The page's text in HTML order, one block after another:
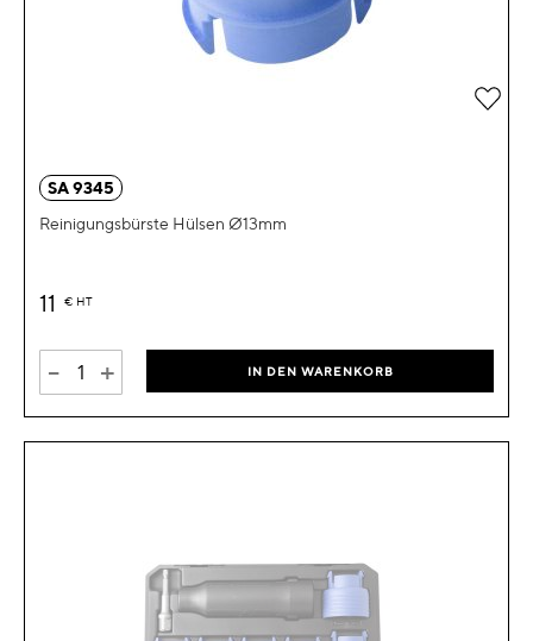
SA 9345
Reinigungsbürste Hülsen Ø13mm
11 € HT
- + IN DEN WARENKORB
Zur